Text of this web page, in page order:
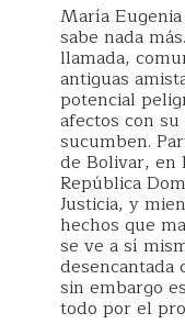
María
sabe nada
llamada,
antiguas
potencial
afectos con
sucumben.
de Bolivar, en
República
Justicia, y
hechos que
se ve a sí
desencantada
sin embargo
todo por el